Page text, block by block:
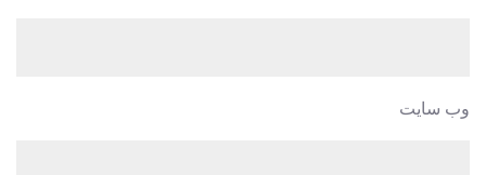
وب‌ سایت